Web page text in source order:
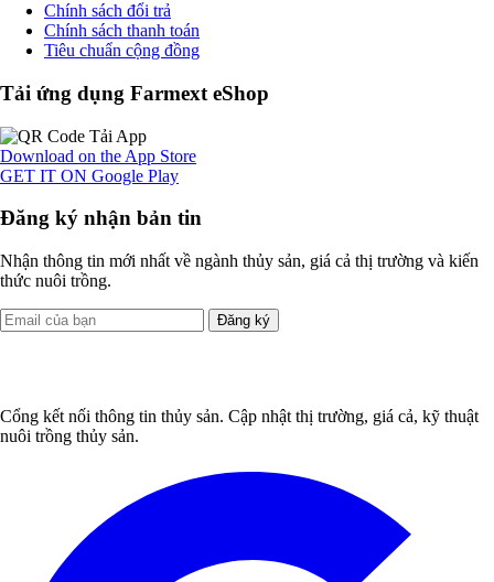
Chính sách đổi trả
Chính sách thanh toán
Tiêu chuẩn cộng đồng
Tải ứng dụng Farmext eShop
Download on the App Store
GET IT ON Google Play
Đăng ký nhận bản tin
Nhận thông tin mới nhất về ngành thủy sản, giá cả thị trường và kiến
thức nuôi trồng.
Đăng ký
Cổng kết nối thông tin thủy sản. Cập nhật thị trường, giá cả, kỹ thuật
nuôi trồng thủy sản.